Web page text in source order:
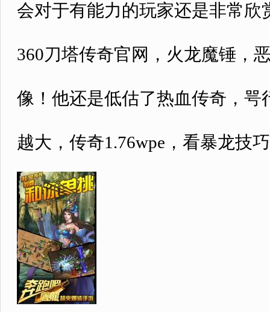
会对于有能力的玩家还是非常
360刀塔传奇官网，火龙魔锤，
像！他还是低估了热血传奇，
越大，传奇1.76wpe，看暴龙技